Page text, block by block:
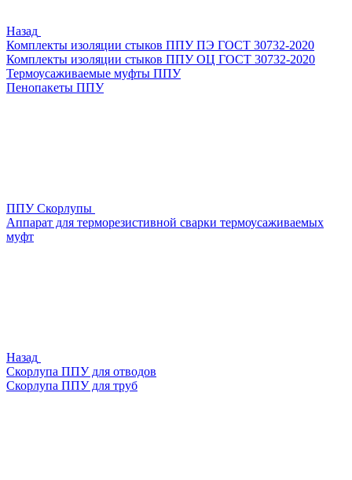
Назад
Комплекты изоляции стыков ППУ ПЭ ГОСТ 30732-2020
Комплекты изоляции стыков ППУ ОЦ ГОСТ 30732-2020
Термоусаживаемые муфты ППУ
Пенопакеты ППУ
ППУ Скорлупы
Аппарат для терморезистивной сварки термоусаживаемых
муфт
Назад
Скорлупа ППУ для отводов
Скорлупа ППУ для труб